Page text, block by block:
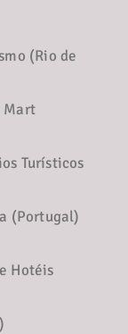
(Rio de
Mart
Turísticos
(Portugal)
Hotéis